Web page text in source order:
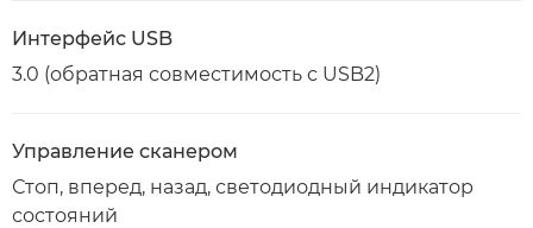
Интерфейс USB
3.0 (обратная совместимость с USB2)
Управление сканером
Стоп, вперед, назад, светодиодный индикатор
состояний